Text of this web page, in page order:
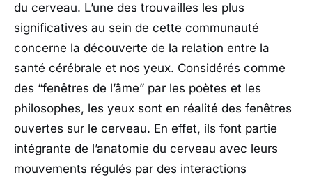
du cerveau. L’une des trouvailles les plus
significatives au sein de cette communauté
concerne la découverte de la relation entre la
santé cérébrale et nos yeux. Considérés comme
des “fenêtres de l’âme” par les poètes et les
philosophes, les yeux sont en réalité des fenêtres
ouvertes sur le cerveau. En effet, ils font partie
intégrante de l’anatomie du cerveau avec leurs
mouvements régulés par des interactions